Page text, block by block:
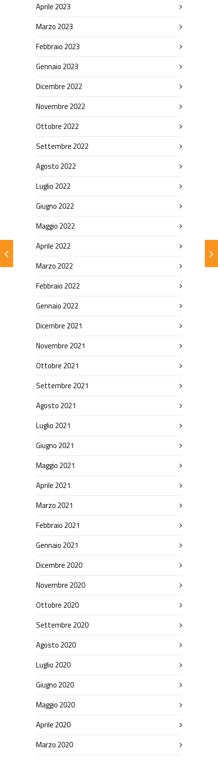
Aprile 2023
Marzo 2023
Febbraio 2023
Gennaio 2023
Dicembre 2022
Novembre 2022
Ottobre 2022
Settembre 2022
Agosto 2022
Luglio 2022
Giugno 2022
Maggio 2022
Aprile 2022
Marzo 2022
Febbraio 2022
Gennaio 2022
Dicembre 2021
Novembre 2021
Ottobre 2021
Settembre 2021
Agosto 2021
Luglio 2021
Giugno 2021
Maggio 2021
Aprile 2021
Marzo 2021
Febbraio 2021
Gennaio 2021
Dicembre 2020
Novembre 2020
Ottobre 2020
Settembre 2020
Agosto 2020
Luglio 2020
Giugno 2020
Maggio 2020
Aprile 2020
Marzo 2020